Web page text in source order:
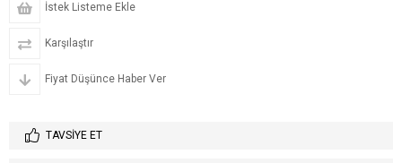
İstek Listeme Ekle
Karşılaştır
Fiyat Düşünce Haber Ver
TAVSIYE ET